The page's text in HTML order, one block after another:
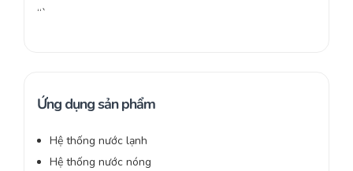
“`
Ứng dụng sản phẩm
Hệ thống nước lạnh
Hệ thống nước nóng